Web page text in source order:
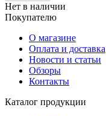
Нет в наличии
Покупателю
О магазине
Оплата и доставка
Новости и статьи
Обзоры
Контакты
Каталог продукции